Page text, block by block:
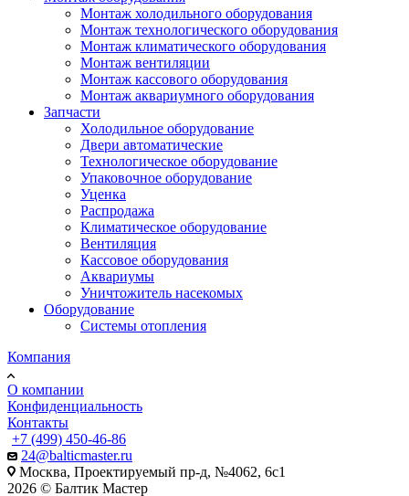
Монтаж холодильного оборудования
Монтаж технологического оборудования
Монтаж климатического оборудования
Монтаж вентиляции
Монтаж кассового оборудования
Монтаж аквариумного оборудования
Запчасти
Холодильное оборудование
Двери автоматические
Технологическое оборудование
Упаковочное оборудование
Уценка
Распродажа
Климатическое оборудование
Вентиляция
Кассовое оборудования
Аквариумы
Уничтожитель насекомых
Оборудование
Системы отопления
Компания
О компании
Конфиденциальность
Контакты
+7 (499) 450-46-86
24@balticmaster.ru
Москва, Проектируемый пр-д, №4062, 6с1
2026 © Балтик Мастер